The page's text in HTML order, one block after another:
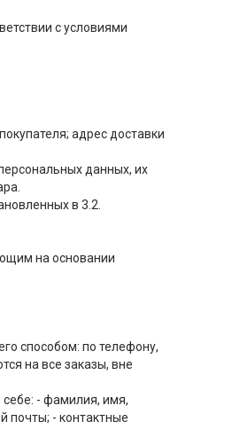
с условиями
адрес доставки
данных, их
в 3.2.
на основании
способом: по телефону,
на все заказы, вне
- фамилия, имя,
почты; - контактные